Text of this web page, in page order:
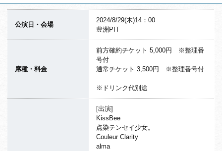
公演日・会場
2024/8/29(木)14：00
豊洲PIT
席種・料金
前方確約チケット 5,000円 ※整理番
号付
通常チケット 3,500円 ※整理番号付
※ドリンク代別途
[出演]
KissBee
点染テンセイ少女。
Couleur Clarity
alma